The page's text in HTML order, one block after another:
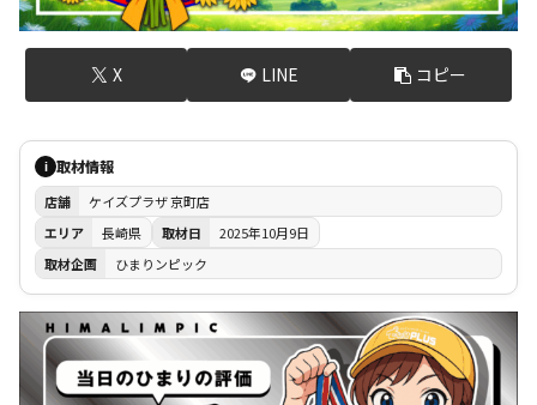
X LINE コピー
i 取材情報
店舗
ケイズプラザ 京町店
エリア
長崎県 取材日
2025年10月9日
取材企画
ひまりンピック